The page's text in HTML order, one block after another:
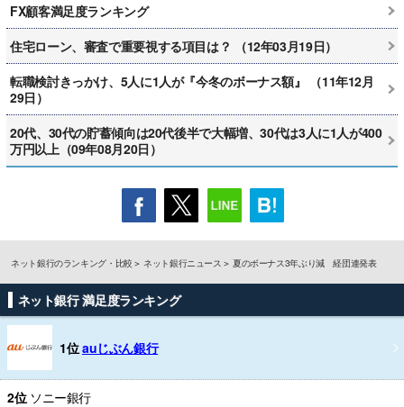
FX顧客満足度ランキング
住宅ローン、審査で重要視する項目は？ （12年03月19日）
転職検討きっかけ、5人に1人が『今冬のボーナス額』 （11年12月
29日）
20代、30代の貯蓄傾向は20代後半で大幅増、30代は3人に1人が400
万円以上（09年08月20日）
ネット銀行のランキング・比較 ネット銀行ニュース 夏のボーナス3年ぶり減 経団連発表
ネット銀行 満足度ランキング
1位auじぶん銀行
2位 ソニー銀行